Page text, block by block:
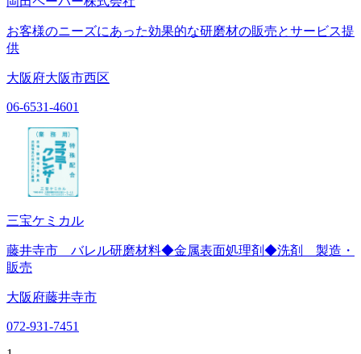
お客様のニーズにあった効果的な研磨材の販売とサービス提
供
大阪府大阪市西区
06-6531-4601
三宝ケミカル
藤井寺市 バレル研磨材料◆金属表面処理剤◆洗剤 製造・
販売
大阪府藤井寺市
072-931-7451